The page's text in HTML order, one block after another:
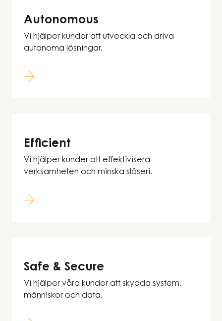
Autonomous
Vi hjälper kunder att utveckla och driva
autonoma lösningar.
Efficient
Vi hjälper kunder att effektivisera
verksamheten och minska slöseri.
Safe & Secure
Vi hjälper våra kunder att skydda system,
människor och data.